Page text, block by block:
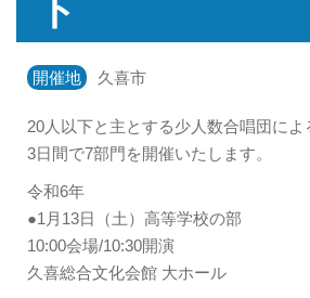
ト
開催地 久喜市
20人以下と主とする少人数合唱団によ
3日間で7部門を開催いたします。
令和6年
●1月13日（土）高等学校の部
10:00会場/10:30開演
久喜総合文化会館 大ホール